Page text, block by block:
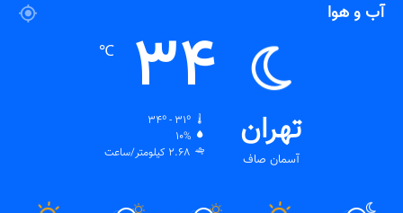
آب و هوا
تهران
آسمان صاف
34
℃
34º - 31º
10%
2.68 کیلومتر/ساعت